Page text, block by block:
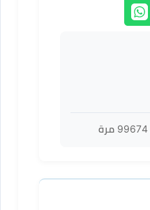
99674 مرة